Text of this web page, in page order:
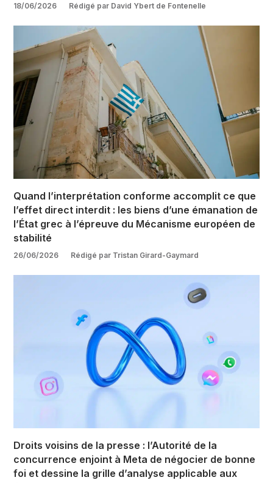
Droits voisins de la presse : l’Autorité de la
concurrence enjoint à Meta de négocier de bonne
foi et dessine la grille d’analyse applicable aux
Quand l’interprétation conforme accomplit ce que
l’effet direct interdit : les biens d’une émanation de
l’État grec à l’épreuve du Mécanisme européen de
stabilité
26/06/2026 Rédigé par Tristan Girard-Gaymard
18/06/2026 Rédigé par David Ybert de Fontenelle